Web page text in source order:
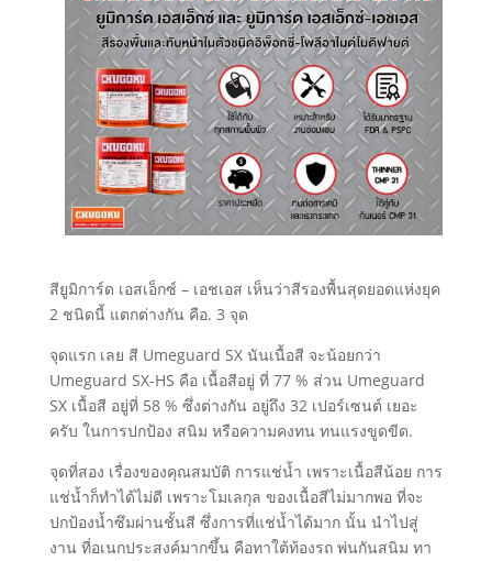
สียูมิการ์ด เอสเอ็กซ์ – เอชเอส เห็นว่าสีรองพื้นสุดยอดแห่งยุค
2 ชนิดนี้ แตกต่างกัน คือ. 3 จุด
จุดแรก เลย สี Umeguard SX นันเนื้อสี จะน้อยกว่า
Umeguard SX-HS คือ เนื้อสีอยู่ ที่ 77 % ส่วน Umeguard
SX เนื้อสี อยู่ที่ 58 % ซึ่งต่างกัน อยู่ถึง 32 เปอร์เซนต์ เยอะ
ครับ ในการปกป้อง สนิม หรือความคงทน ทนแรงขูดขีด.
จุดที่สอง เรื่องของคุณสมบัติ การแช่น้ำ เพราะเนื้อสีน้อย การ
แช่น้ำก็ทำได้ไม่ดี เพราะโมเลกุล ของเนื้อสีไม่มากพอ ที่จะ
ปกป้องน้ำซึมผ่านชั้นสี ซึ่งการที่แช่น้ำได้มาก นั้น นำไปสู่
งาน ที่อเนกประสงค์มากขึ้น คือทาใต้ท้องรถ พ่นกันสนิม ทา